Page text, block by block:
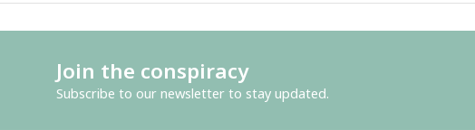
Join the conspiracy
Subscribe to our newsletter to stay updated.